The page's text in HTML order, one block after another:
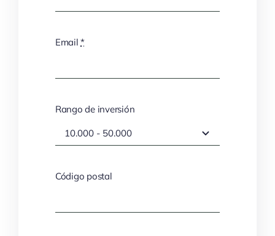
Email*
Rango de inversión
Código postal